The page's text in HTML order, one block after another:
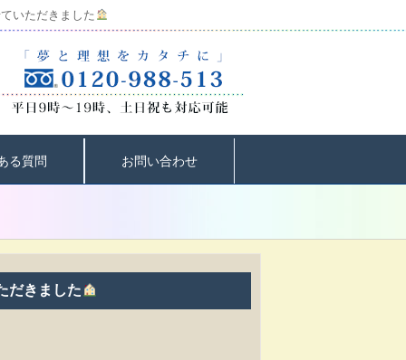
いただきました
る質問 お問い合わせ
だきました